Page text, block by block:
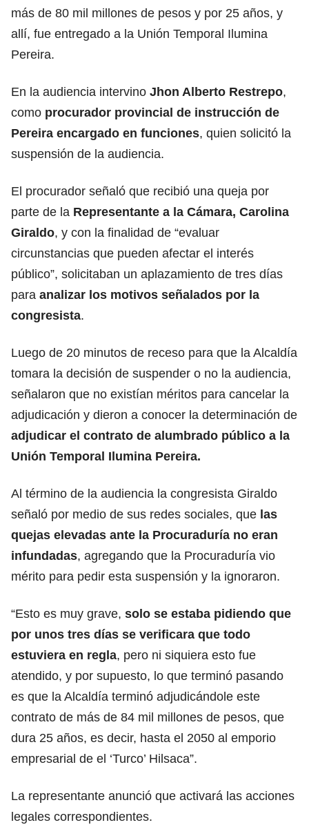
más de 80 mil millones de pesos y por 25 años, y
allí, fue entregado a la Unión Temporal Ilumina
Pereira.
En la audiencia intervino Jhon Alberto Restrepo,
como procurador provincial de instrucción de
Pereira encargado en funciones, quien solicitó la
suspensión de la audiencia.
El procurador señaló que recibió una queja por
parte de la Representante a la Cámara, Carolina
Giraldo, y con la finalidad de “evaluar
circunstancias que pueden afectar el interés
público”, solicitaban un aplazamiento de tres días
para analizar los motivos señalados por la
congresista.
Luego de 20 minutos de receso para que la Alcaldía
tomara la decisión de suspender o no la audiencia,
señalaron que no existían méritos para cancelar la
adjudicación y dieron a conocer la determinación de
adjudicar el contrato de alumbrado público a la
Unión Temporal Ilumina Pereira.
Al término de la audiencia la congresista Giraldo
señaló por medio de sus redes sociales, que las
quejas elevadas ante la Procuraduría no eran
infundadas, agregando que la Procuraduría vio
mérito para pedir esta suspensión y la ignoraron.
“Esto es muy grave, solo se estaba pidiendo que
por unos tres días se verificara que todo
estuviera en regla, pero ni siquiera esto fue
atendido, y por supuesto, lo que terminó pasando
es que la Alcaldía terminó adjudicándole este
contrato de más de 84 mil millones de pesos, que
dura 25 años, es decir, hasta el 2050 al emporio
empresarial de el ‘Turco’ Hilsaca”.
La representante anunció que activará las acciones
legales correspondientes.